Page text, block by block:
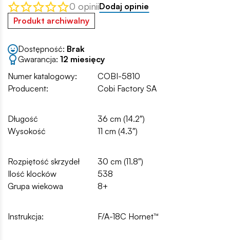
0 opiniiDodaj opinie
Produkt archiwalny
Dostępność: Brak
Gwarancja: 12 miesięcy
Numer katalogowy:
COBI-5810
Producent:
Cobi Factory SA
Długość
36 cm (14.2″)
Wysokość
11 cm (4.3″)
Rozpiętość skrzydeł
30 cm (11.8″)
Ilość klocków
538
Grupa wiekowa
8+
Instrukcja: F/A-18C Hornet™